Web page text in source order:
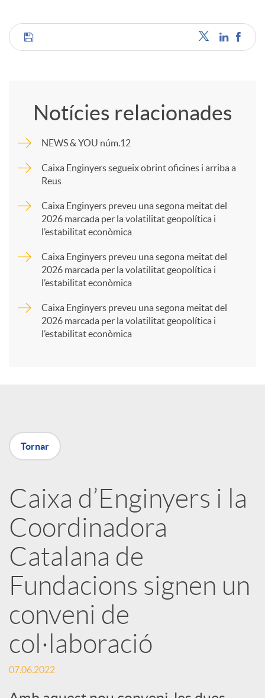
C
p
a
X
r
x
e
s
S
Notícies relacionades
NEWS & YOU núm.12
Caixa Enginyers segueix obrint oficines i arriba a
Reus
Caixa Enginyers preveu una segona meitat del
2026 marcada per la volatilitat geopolítica i
l’estabilitat econòmica
Caixa Enginyers preveu una segona meitat del
2026 marcada per la volatilitat geopolítica i
l’estabilitat econòmica
Caixa Enginyers preveu una segona meitat del
2026 marcada per la volatilitat geopolítica i
l’estabilitat econòmica
Tornar
Caixa d’Enginyers i la
Coordinadora
Catalana de
Fundacions signen un
conveni de
col·laboració
07.06.2022